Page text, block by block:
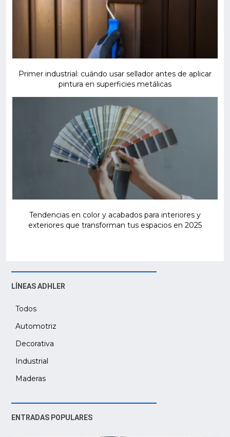
Primer industrial: cuándo usar sellador antes de aplicar
pintura en superficies metálicas
Tendencias en color y acabados para interiores y
exteriores que transforman tus espacios en 2025
LÍNEAS ADHLER
Automotriz
Decorativa
Industrial
Maderas
Todos
ENTRADAS POPULARES